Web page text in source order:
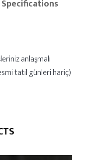
Specifications
anlaşmalı
tatil günleri hariç)